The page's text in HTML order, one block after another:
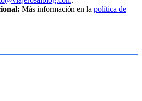
Más información en la política de